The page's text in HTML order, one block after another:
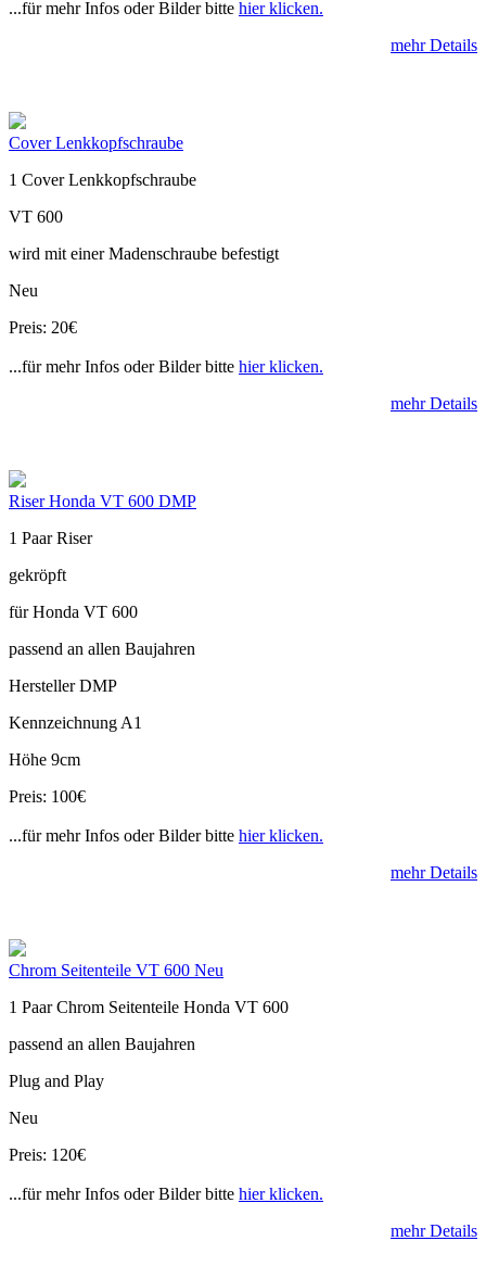
...für mehr Infos oder Bilder bitte hier klicken.
mehr Details
Cover Lenkkopfschraube
1 Cover Lenkkopfschraube
VT 600
wird mit einer Madenschraube befestigt
Neu
Preis: 20€
...für mehr Infos oder Bilder bitte hier klicken.
mehr Details
Riser Honda VT 600 DMP
1 Paar Riser
gekröpft
für Honda VT 600
passend an allen Baujahren
Hersteller DMP
Kennzeichnung A1
Höhe 9cm
Preis: 100€
...für mehr Infos oder Bilder bitte hier klicken.
mehr Details
Chrom Seitenteile VT 600 Neu
1 Paar Chrom Seitenteile Honda VT 600
passend an allen Baujahren
Plug and Play
Neu
Preis: 120€
...für mehr Infos oder Bilder bitte hier klicken.
mehr Details